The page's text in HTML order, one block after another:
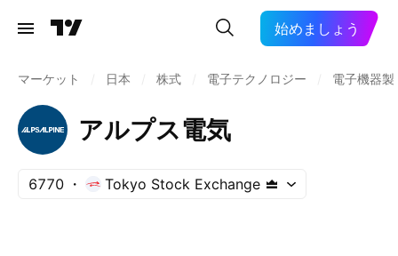
始めましょう
マーケット 日本 株式 電子テクノロジー 電子機器製
アルプス電気
6770 Tokyo Stock Exchange